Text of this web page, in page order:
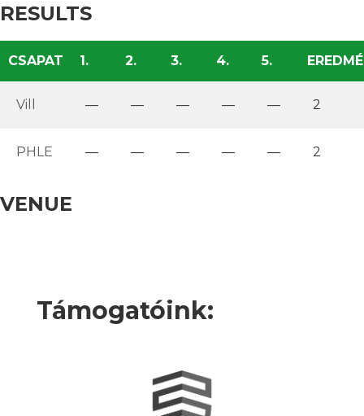
RESULTS
CSAPAT 1. 2. 3. 4. 5.
Vill — — — — — 2
PHLE — — — — — 2
VENUE
Támogatóink: